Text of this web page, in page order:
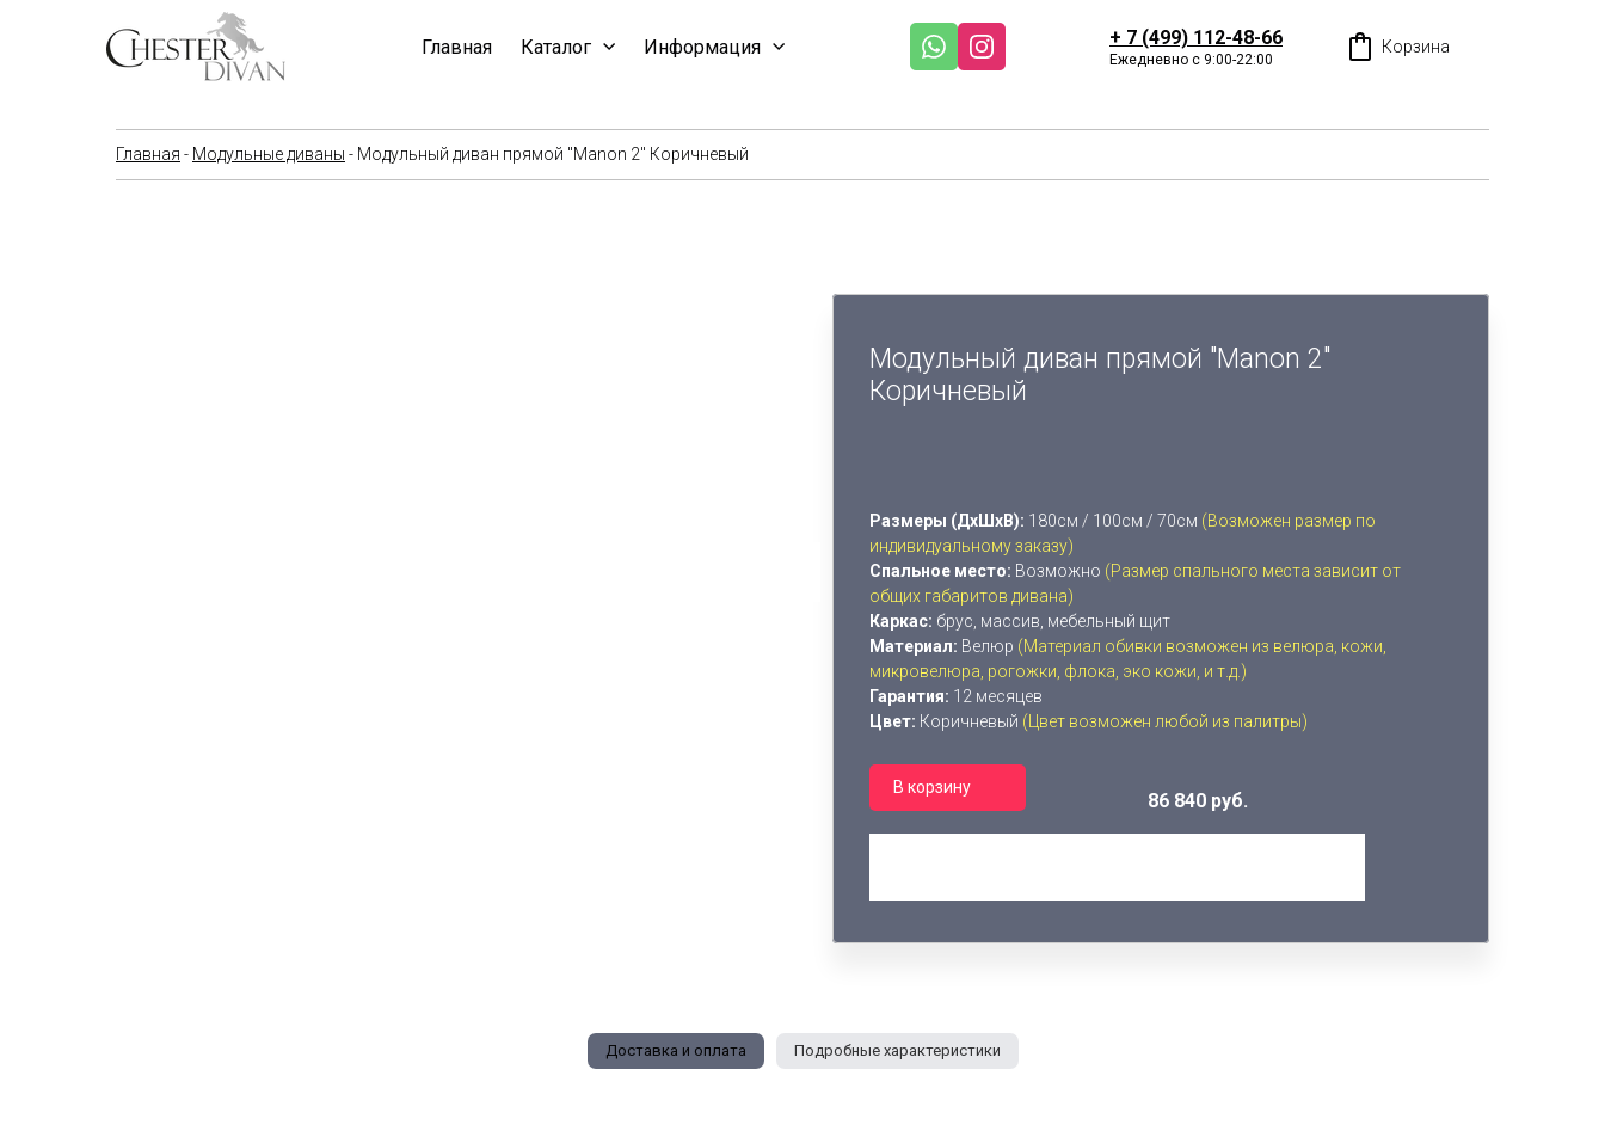
Главная Каталог Информация + 7 (499) 112-48-66
Ежедневно с 9:00-22:00
Корзина
Главная - Модульные диваны - Модульный диван прямой "Manon 2" Коричневый
Модульный диван прямой "Manon 2"
Коричневый
Размеры (ДхШхВ): 180см / 100см / 70см (Возможен размер по
индивидуальному заказу)
Спальное место: Возможно (Размер спального места зависит от
общих габаритов дивана)
Каркас: брус, массив, мебельный щит
Материал: Велюр (Материал обивки возможен из велюра, кожи,
микровелюра, рогожки, флока, эко кожи, и т.д.)
Гарантия: 12 месяцев
Цвет: Коричневый (Цвет возможен любой из палитры)
В корзину
86 840 руб.
Доставка и оплата Подробные характеристики